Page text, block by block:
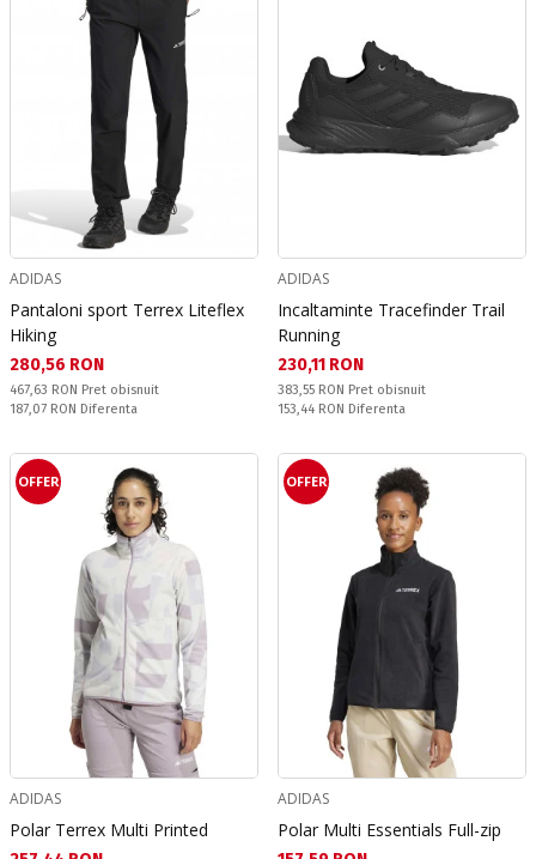
ADIDAS
Pantaloni sport Terrex Liteflex
Hiking
Текуща цена:
280,56 RON
Pret obisnuit:
467,63 RON Pret obisnuit
Спестявате:
187,07 RON Diferenta
ADIDAS
Incaltaminte Tracefinder Trail
Running
Текуща цена:
230,11 RON
Pret obisnuit:
383,55 RON Pret obisnuit
Спестявате:
153,44 RON Diferenta
OFFER
ADIDAS
Polar Terrex Multi Printed
OFFER
ADIDAS
Polar Multi Essentials Full-zip